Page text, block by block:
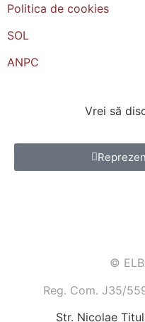
Politica de cookies
SOL
ANPC
Vrei să
©
Reg. Com. J35/
Str. Nicolae